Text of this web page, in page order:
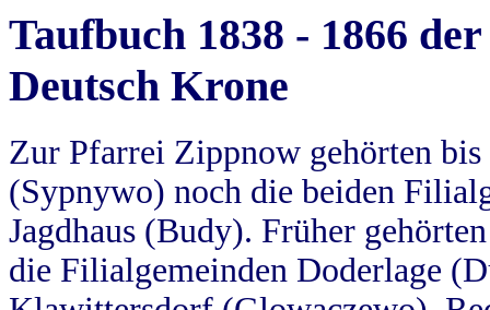
Taufbuch 1838 - 1866
Deutsch Krone
Zur Pfarrei Zippnow gehörten
(Sypnywo) noch die beiden
Jagdhaus (Budy). Früher
die Filialgemeinden Doderlage